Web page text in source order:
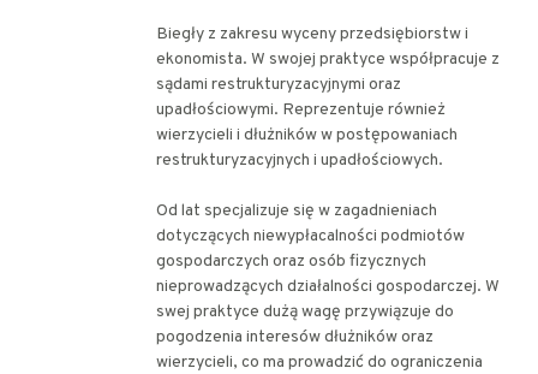
Biegły z zakresu wyceny przedsiębiorstw i
ekonomista. W swojej praktyce współpracuje z
sądami restrukturyzacyjnymi oraz
upadłościowymi. Reprezentuje również
wierzycieli i dłużników w postępowaniach
restrukturyzacyjnych i upadłościowych.
Od lat specjalizuje się w zagadnieniach
dotyczących niewypłacalności podmiotów
gospodarczych oraz osób fizycznych
nieprowadzących działalności gospodarczej. W
swej praktyce dużą wagę przywiązuje do
pogodzenia interesów dłużników oraz
wierzycieli, co ma prowadzić do ograniczenia